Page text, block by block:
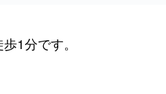
1分です。